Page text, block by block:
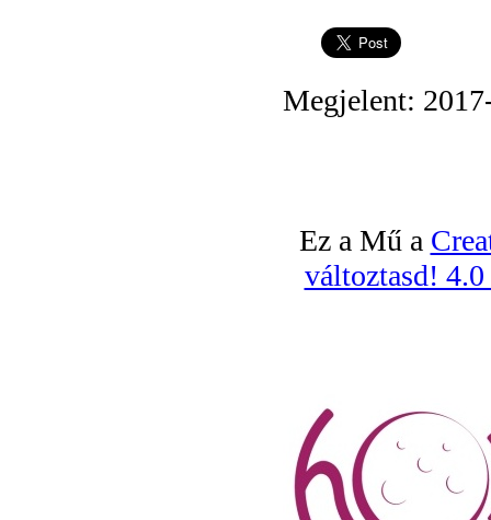
Megjelent:
Ez a Mű a
változtasd!